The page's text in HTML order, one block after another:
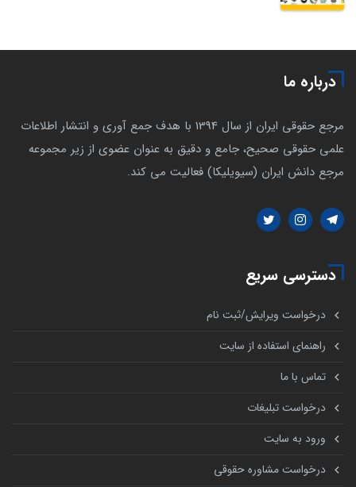
درباره ما
مرجع حقوقی ایران از سال 1394 با هدف جمع آوری و انتشار اطلاعات
علمی حقوقی صحیح، جامع و دقیق به عنوان عضوی از زیر مجموعه
مرجع دانش ایران (سیویلیکا) فعالیت می کند.
دسترسی سریع
درخواست ویرایش/ثبت نام
راهنمای استفاده از سایت
تماس با ما
درخواست تبلیغات
ورود به سایت
درخواست مشاوره حقوقی